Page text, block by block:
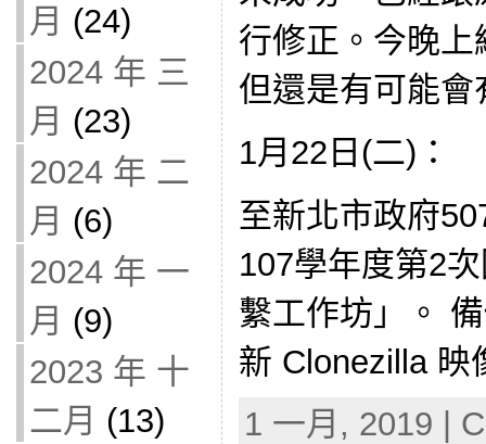
月 (24)
2024 年 三
月 (23)
2024 年 二
月 (6)
2024 年 一
月 (9)
2023 年 十
二月 (13)
行修正。今晚
但還是有可能
1月22日(二)：
至新北市政府
107學年度第2
繫工作坊」。
新 Clonezilla
1 一月, 2019 |